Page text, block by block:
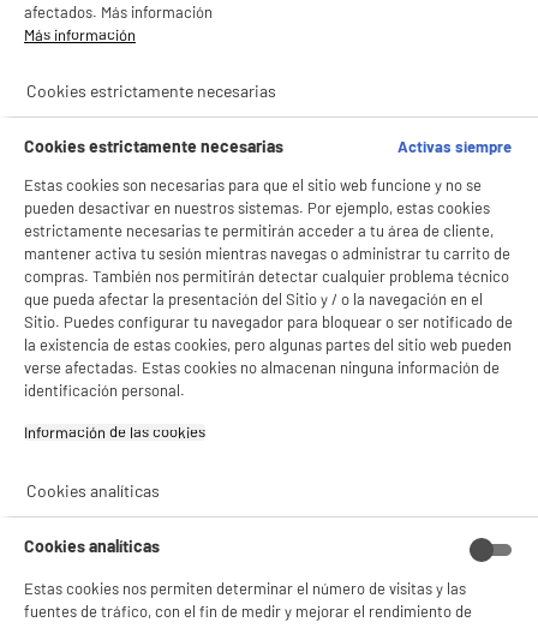
product_anchor_characteristics
9€98
Características
Marca
Nombre del fabricante,
nombre de la empresa o marca
ELECTRO DEPOT FRANCE
Rechazar todas
DEPOT
Con el fin de mejorar tu experiencia, y tras tu consentimiento, ELECTRO DEPOT
y sus socios utilizan cookies que procesan tus datos personales para:
- compartir contenido adaptado a tus preferencias
- ofrecer publicidad y comunicaciones personalizadas
- analizar el tráfico en nuestro sitio web Consulta la política de cookies.
Consulta la política de cookies..
Si aceptas, la experiencia será aún mejor. Si no acepta, se utilizarán cookies
estadísticas anónimas basadas en tu navegación. Puedes oponerte a su uso
gestionando sus cookies.
¡Buena visita!
✔ ACEPTAR TODAS
afectados. Más información
Más información
Cookies estrictamente necesarias
Cookies estrictamente necesarias
Activas siempre
Estas cookies son necesarias para que el sitio web funcione y no se
pueden desactivar en nuestros sistemas. Por ejemplo, estas cookies
estrictamente necesarias te permitirán acceder a tu área de cliente,
mantener activa tu sesión mientras navegas o administrar tu carrito de
compras. También nos permitirán detectar cualquier problema técnico
que pueda afectar la presentación del Sitio y / o la navegación en el
Sitio. Puedes configurar tu navegador para bloquear o ser notificado de
la existencia de estas cookies, pero algunas partes del sitio web pueden
verse afectadas. Estas cookies no almacenan ninguna información de
identificación personal.
Información de las cookies‎
Cookies analíticas
Cookies analíticas
Estas cookies nos permiten determinar el número de visitas y las
fuentes de tráfico, con el fin de medir y mejorar el rendimiento de